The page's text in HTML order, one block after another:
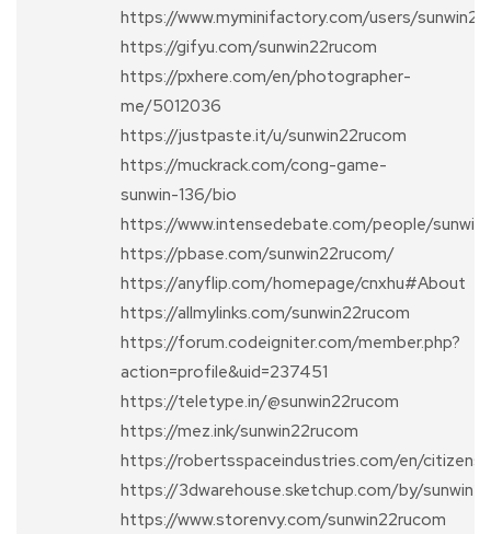
https://www.myminifactory.com/users/
https://gifyu.com/sunwin22rucom
https://pxhere.com/en/photographer-
me/5012036
https://justpaste.it/u/sunwin22rucom
https://muckrack.com/cong-game-
sunwin-136/bio
https://www.intensedebate.com/people/
https://pbase.com/sunwin22rucom/
https://anyflip.com/homepage/cnxhu#About
https://allmylinks.com/sunwin22rucom
https://forum.codeigniter.com/member.php?
action=profile&uid=237451
https://teletype.in/@sunwin22rucom
https://mez.ink/sunwin22rucom
https://robertsspaceindustries.com/en/citizens/
https://3dwarehouse.sketchup.com/by/
https://www.storenvy.com/sunwin22rucom